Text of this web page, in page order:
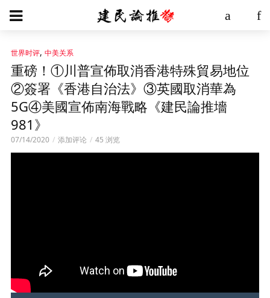
世界时评, 中美关系
重磅！①川普宣佈取消香港特殊貿易地位
②簽署《香港自治法》③英國取消華為
5G④美國宣佈南海戰略《建民論推墻
981》
07/14/2020 添加评论 45 浏览